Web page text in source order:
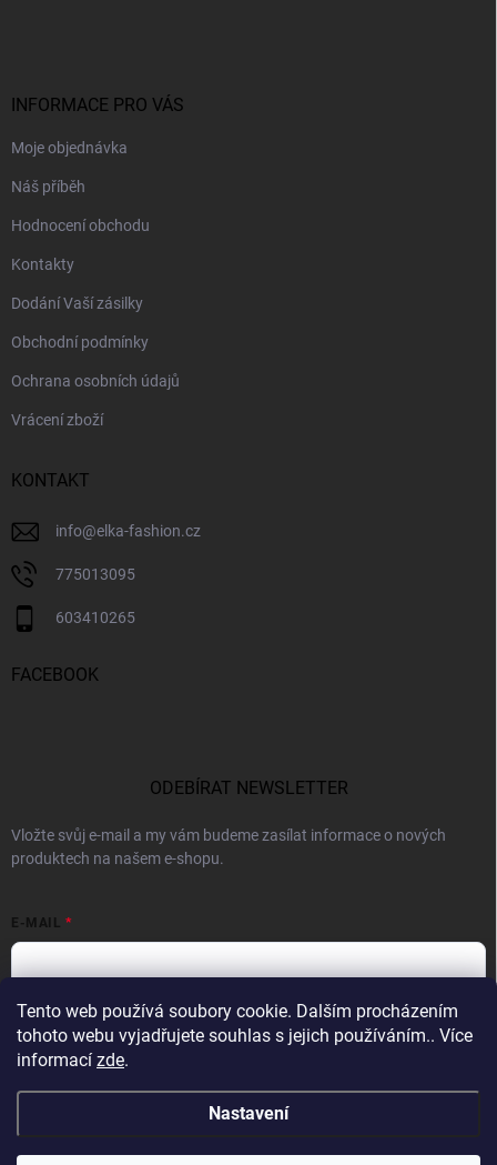
Tento web používá soubory cookie. Dalším procházením
tohoto webu vyjadřujete souhlas s jejich používáním.. Více
informací zde.
Nastavení
INFORMACE PRO VÁS
Moje objednávka
Náš příběh
Hodnocení obchodu
Kontakty
Dodání Vaší zásilky
Obchodní podmínky
Ochrana osobních údajů
Vrácení zboží
KONTAKT
info@elka-fashion.cz
775013095
603410265
FACEBOOK
ODEBÍRAT NEWSLETTER
Vložte svůj e-mail a my vám budeme zasílat informace o nových
produktech na našem e-shopu.
E-MAIL
Vložením e-mailu souhlasíte spodmínkami ochrany osobních údajů
Přihlásit se